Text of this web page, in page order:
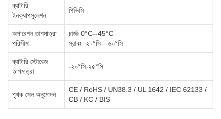
ব্যাটারি
ইনক্যাপসুলেশন
পিভিসি
অপারেশন তাপমাত্রা
পরিসীমা
চার্জঃ 0°C--45°C
স্রাবঃ -২০°সি---৬০°সি
ব্যাটারি স্টোরেজ
তাপমাত্রা
-২০°সি-২৫°সি
পৃথক সেল অনুমোদন
CE / RoHS / UN38.3 / UL 1642 / IEC 62133 /
CB / KC / BIS